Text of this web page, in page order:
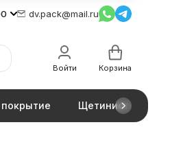
dv.pack@mail.ru
Войти Корзина
Щетинистое